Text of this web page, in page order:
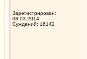
Зарегистрирован:
08.03.2014
Суждений: 16142